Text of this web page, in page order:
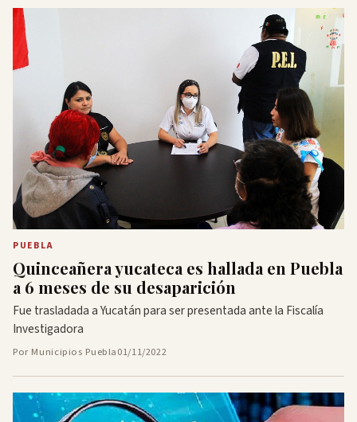
PUEBLA
Quinceañera yucateca es hallada en Puebla
a 6 meses de su desaparición
Fue trasladada a Yucatán para ser presentada ante la Fiscalía
Investigadora
Por Municipios Puebla01/11/2022